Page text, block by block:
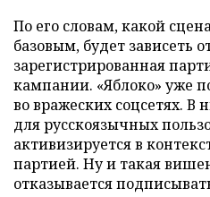
По его словам, какой
базовым, будет зависеть
зарегистрированная
кампании. «Яблоко» уже
во вражеских соцсетях. В
для русскоязычных
активизируется в
партией. Ну и такая
отказывается